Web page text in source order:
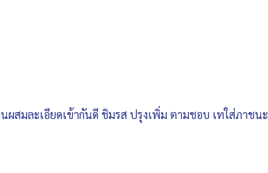
สมละเอียดเข้ากันดี ชิมรส ปรุงเพิ่ม ตามชอบ เทใส่ภาชนะ